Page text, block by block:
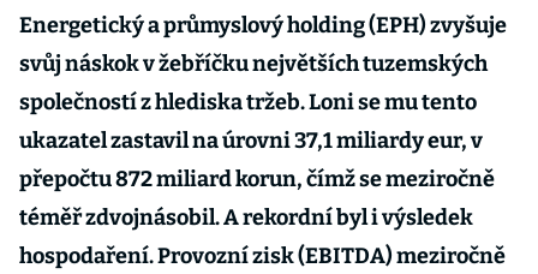
Energetický a průmyslový holding (EPH) zvyšuje
svůj náskok v žebříčku největších tuzemských
společností z hlediska tržeb. Loni se mu tento
ukazatel zastavil na úrovni 37,1 miliardy eur, v
přepočtu 872 miliard korun, čímž se meziročně
téměř zdvojnásobil. A rekordní byl i výsledek
hospodaření. Provozní zisk (EBITDA) meziročně